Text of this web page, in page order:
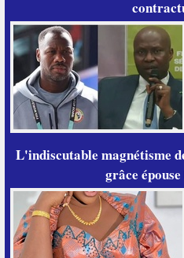
L'indiscutable magnétisme
grâce